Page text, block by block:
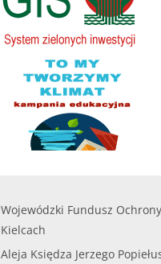
......
czytaj więcej...
Wojewódzki Fundusz
Kielcach
Aleja Księdza Jerzego